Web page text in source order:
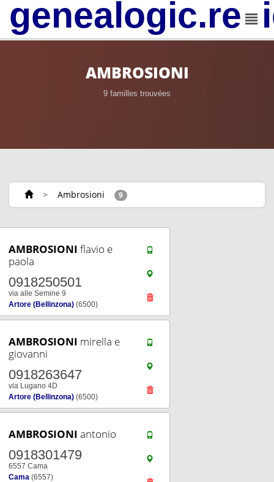
AMBROSIONI
9 familles trouvées
> Ambrosioni 9
AMBROSIONI flavio e
paola
0918250501
via alle Semine 9
Artore (Bellinzona) (6500)
AMBROSIONI mirella e
giovanni
0918263647
via Lugano 4D
Artore (Bellinzona) (6500)
AMBROSIONI antonio
0918301479
6557 Cama
Cama (6557)